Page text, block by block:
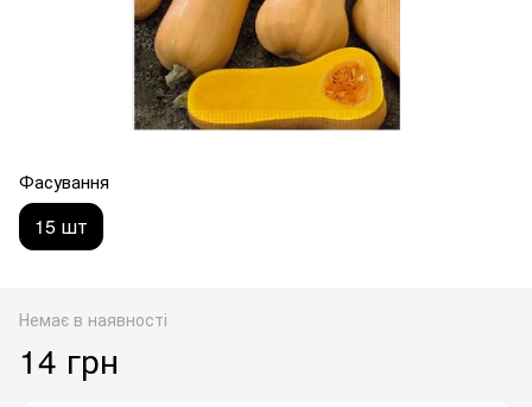
Фасування
15 шт
Немає в наявності
14 грн